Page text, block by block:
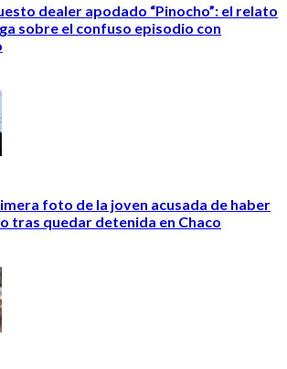
dealer apodado “Pinocho”: el relato
sobre el confuso episodio con
foto de la joven acusada de haber
tras quedar detenida en Chaco